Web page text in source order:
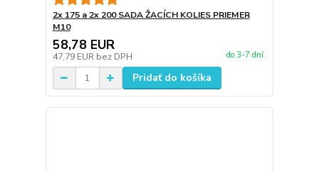
2x 175 a 2x 200 SADA ŽACÍCH KOLIES PRIEMER
M10
58,78 EUR
47,79 EUR bez DPH do 3-7 dní
Pridať do košíka